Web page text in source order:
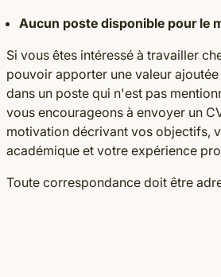
Aucun poste disponible pour le
Si vous êtes intéressé à travailler
pouvoir apporter une valeur
dans un poste qui n'est pas
vous encourageons à envoyer un
motivation décrivant vos objectifs,
académique et votre expérience
Toute correspondance doit être